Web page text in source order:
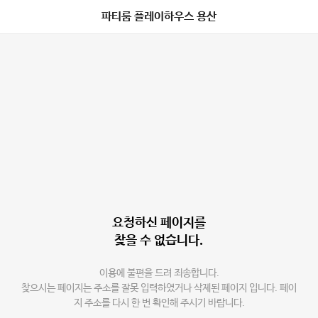
파티룸 플레이하우스 용산
요청하신 페이지를
찾을 수 없습니다.
이용에 불편을 드려 죄송합니다.
찾으시는 페이지는 주소를 잘못 입력하였거나 삭제된 페이지 입니다. 페이
지 주소를 다시 한 번 확인해 주시기 바랍니다.